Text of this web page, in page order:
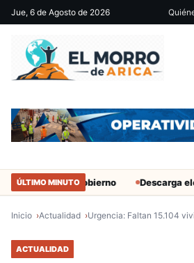
Jue, 6 de Agosto de 2026
ÚLTIMO MINUTO
del Gobierno Descarga eléctrica
Inicio Actualidad Urgencia: Faltan 15.104
ACTUALIDAD